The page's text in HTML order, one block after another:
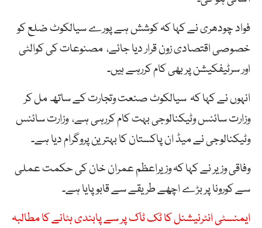
فواد چودھری نے کہا کہ کوشش ہے پورے سیالکوٹ ضلع کو
خصوصی اقتصادی زون قرار دیا جائے، مصنوعات کی کوالٹی
اور سرٹیفکیشن پر بھی کام کررہے ہیں۔
انہوں نے کہا کہ سیالکوٹ صنعت وتجارت کے ساتھ مل کر
وزارت سائنس وٹیکنالوجی بہت کام کررہی ہے، وزارت سائنس
وٹیکنالوجی نے میڈ ان پاکستان کا بہترین پروگرام دیا ہے۔
وفاقی وزیر نے کہا کہ وزیراعظم عمران خان کی حکمت عملی
سے کورونا پر بڑے اچھے طریقے سے قابو پایا ہے۔
ایمنسٹی انٹرنیشنل کا ٹک ٹاک پر سے پابندی ہٹانے کا مطالبہ